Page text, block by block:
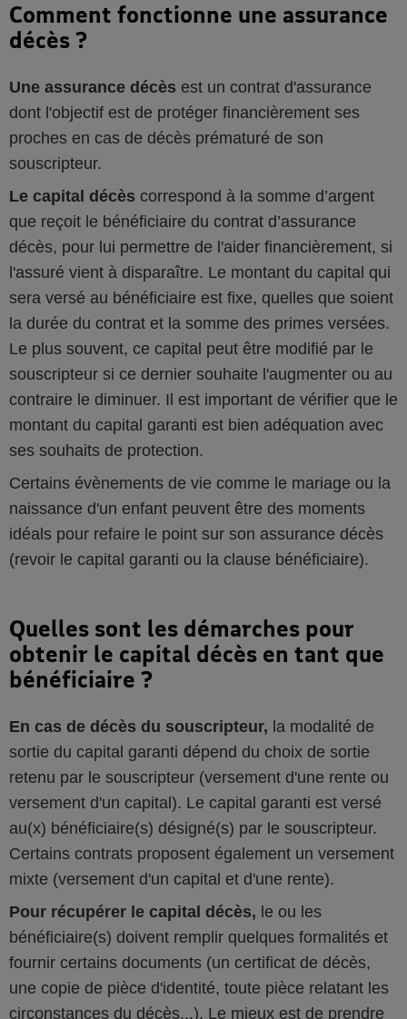
Comment fonctionne une assurance
décès ?
Une assurance décès est un contrat d'assurance
dont l'objectif est de protéger financièrement ses
proches en cas de décès prématuré de son
souscripteur.
Le capital décès correspond à la somme d’argent
que reçoit le bénéficiaire du contrat d’assurance
décès, pour lui permettre de l'aider financièrement, si
l'assuré vient à disparaître. Le montant du capital qui
sera versé au bénéficiaire est fixe, quelles que soient
la durée du contrat et la somme des primes versées.
Le plus souvent, ce capital peut être modifié par le
souscripteur si ce dernier souhaite l'augmenter ou au
contraire le diminuer. Il est important de vérifier que le
montant du capital garanti est bien adéquation avec
ses souhaits de protection.
Certains évènements de vie comme le mariage ou la
naissance d'un enfant peuvent être des moments
idéals pour refaire le point sur son assurance décès
(revoir le capital garanti ou la clause bénéficiaire).
Quelles sont les démarches pour
obtenir le capital décès en tant que
bénéficiaire ?
En cas de décès du souscripteur, la modalité de
sortie du capital garanti dépend du choix de sortie
retenu par le souscripteur (versement d'une rente ou
versement d'un capital). Le capital garanti est versé
au(x) bénéficiaire(s) désigné(s) par le souscripteur.
Certains contrats proposent également un versement
mixte (versement d'un capital et d'une rente).
Pour récupérer le capital décès, le ou les
bénéficiaire(s) doivent remplir quelques formalités et
fournir certains documents (un certificat de décès,
une copie de pièce d'identité, toute pièce relatant les
circonstances du décès...). Le mieux est de prendre